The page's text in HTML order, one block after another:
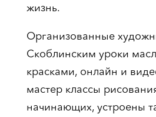
жизнь.
Организованные
Скоблинским уроки
красками, онлайн и
мастер классы
начинающих, устроены